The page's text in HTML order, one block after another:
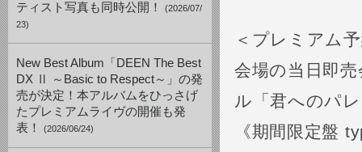
ティスト写真も同時公開！
(2026/07/
23)
New Best Album「DEEN The Best
DX Ⅱ ～Basic to Respect～」の発
売が決定！本アルバムをひっさげ
たプレミアムライヴの開催も発
表！
(2026/06/24)
＜プレミアム
会場の当日即
ル「君へのパ
《期間限定盤